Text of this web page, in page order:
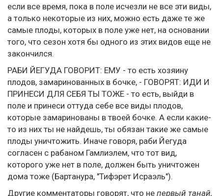
если все время, пока в поле исчезли не все эти виды,
а только некоторые из них, можно есть даже те же
самые плоды, которых в поле уже нет, на основании
того, что сезон хотя бы одного из этих видов еще не
закончился.
РАБИ ЙЕГУДА ГОВОРИТ: ЕМУ - то есть хозяину
плодов, замаринованных в бочке, - ГОВОРЯТ: ИДИ И
ПРИНЕСИ ДЛЯ СЕБЯ ТЫ ТОЖЕ - то есть, выйди в
поле и принеси оттуда себе все виды плодов,
которые замаринованы в твоей бочке. А если какие-
то из них ты не найдешь, ты обязан такие же самые
плоды уничтожить. Иначе говоря, раби Йегуда
согласен с рабаном Гамлиэлем, что тот вид,
которого уже нет в поле, должен быть уничтожен
дома тоже (Бартанура, "Тифэрет Исраэль").
Другие комментаторы говорят, что не первый танай,